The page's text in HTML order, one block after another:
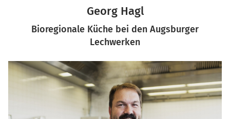
Georg Hagl
Bioregionale Küche bei den Augsburger
Lechwerken